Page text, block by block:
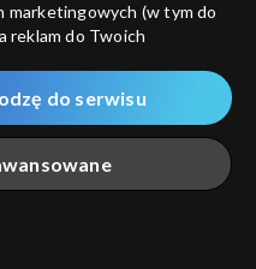
Wichrowe wzgórze
odc. 222
marketingowych (w tym do
reklam do Twoich
na udostępnianie
odwiedzania przez
zwanych dalej
za pomocą
do serwisu